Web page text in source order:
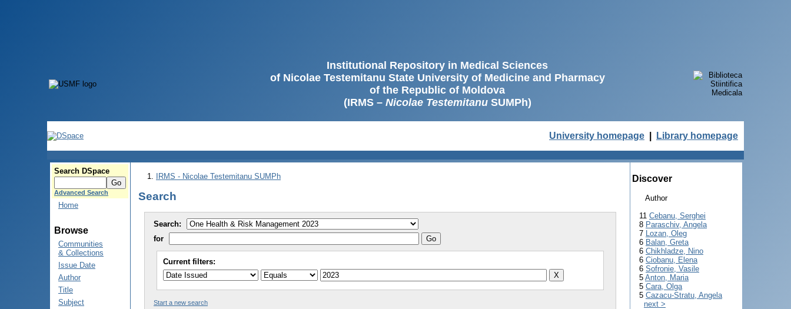
Institutional Repository in Medical Sciences
of Nicolae Testemitanu State University of Medicine and Pharmacy
of the Republic of Moldova
(IRMS – Nicolae TestemitanuSUMPh)
University homepage Library homepage
Search DSpace
Advanced Search
Home
Browse
Communities
& Collections
Issue Date
Author
Title
Subject
IRMS - Nicolae Testemitanu SUMPh
Search
Search:
for
Current filters:
Start a new search
Discover
Author
11 Cebanu, Serghei
8 Paraschiv, Angela
7 Lozan, Oleg
6 Balan, Greta
6 Chikhladze, Nino
6 Ciobanu, Elena
6 Sofronie, Vasile
5 Anton, Maria
5 Cara, Olga
5 Cazacu-Stratu, Angela
next >